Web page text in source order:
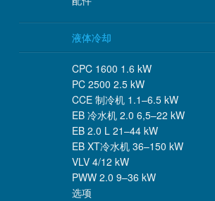
液体冷却
CPC 1600 1.6 kW
PC 2500 2.5 kW
CCE 制冷机 1.1–6.5 kW
EB 冷水机 2.0 6,5–22 kW
EB 2.0 L 21–44 kW
EB XT冷水机 36–150 kW
VLV 4/12 kW
PWW 2.0 9–36 kW
选项